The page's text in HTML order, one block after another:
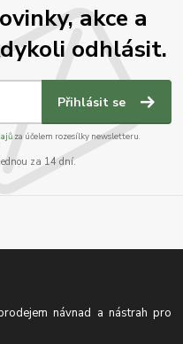
akce a
odhlásit.
Přihlásit se
za účelem rozesílky newsletteru.
za 14 dní.
návnad a nástrah pro